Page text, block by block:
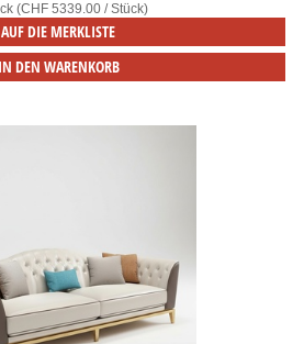
(CHF 5339.00 / Stück)
AUF DIE MERKLISTE
IN DEN WARENKORB